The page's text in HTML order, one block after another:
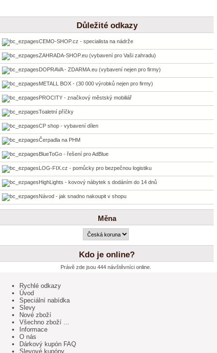
Důležité odkazy
CEMO-SHOP.cz - specialista na nádrže
ZAHRADA-SHOP.eu (vybavení pro Vaši zahradu)
DOPRAVA - ZDARMA.eu (vybavení nejen pro firmy)
METALL BOX - (30 000 výrobků nejen pro firmy)
PROCITY - značkový městský mobiliář
Toaletní příčky
CP shop - vybavení dílen
Čerpadla na PHM
BlueToGo - řešení pro AdBlue
LOG-FIX.cz - pomůcky pro bezpečnou logistiku
HighLights - kovový nábytek s dodáním do 14 dnů
Návod - jak snadno nakoupit v shopu
Měna
Kdo je online?
Právě zde jsou 444 návštěvníci online.
Rychlé odkazy
Úvod
Speciální nabídka
Slevy
Nové zboží
Všechno zboží ...
Informace
O nás
Dárkový kupón FAQ
Slevové kupóny